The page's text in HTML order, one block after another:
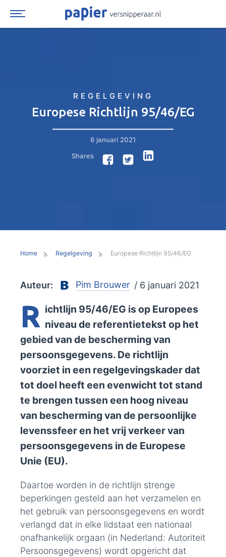
naar
REGELGEVING
Europese Richtlijn 95/46/EG
6 januari 2021
Shares
Home Regelgeving Europese Richtlijn 95/46/EG
Auteur: Pim Brouwer / 6 januari 2021
R ichtlijn 95/46/EG is op Europees
niveau de referentietekst op het
gebied van de bescherming van
persoonsgegevens. De richtlijn
voorziet in een regelgevingskader dat
tot doel heeft een evenwicht tot stand
te brengen tussen een hoog niveau
van bescherming van de persoonlijke
levenssfeer en het vrij verkeer van
persoonsgegevens in de Europese
Unie (EU).
Daartoe worden in de richtlijn strenge
beperkingen gesteld aan het verzamelen en
het gebruik van persoonsgegevens en wordt
verlangd dat in elke lidstaat een nationaal
onafhankelijk orgaan (in Nederland: Autoriteit
Persoonsgegevens) wordt opgericht dat